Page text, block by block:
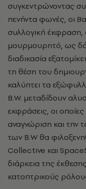
συγκεντρώνοντας
πενήντα φωνές, οι
συλλογική
μουρμουρητό, ως
διαδικασία
τη θέση του
καλύπτει τα
B.W. μεταδίδουν
εκφράσεις, οι
αναγνώριση και την
των B.W θα
Collective και
διάρκεια της
κατοπτρικούς